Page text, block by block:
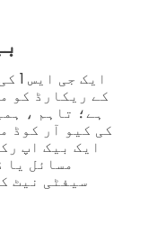
کے ریکارڈ کو
ہے؛ تاہم ،
کی کیو آر کوڈ
ایک بیک اپ
مسائل یا
سیفٹی نیٹ